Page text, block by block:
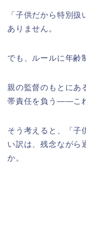
「子供だから特別
ありません。
でも、ルールに年齢
親の監督のもとにあ
帯責任を負う——こ
そう考えると、「子
い訳は、残念ながら
か。